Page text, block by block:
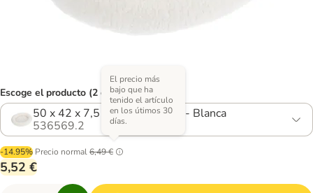
Escoge el producto (2 opciones)
50 x 42 x 7,5 cm (L x An x Al) - Blanca
536569.2
-14.95% Precio normal6,49 €
El precio más
bajo que ha
tenido el artículo
en los útimos 30
días.
5,52 €